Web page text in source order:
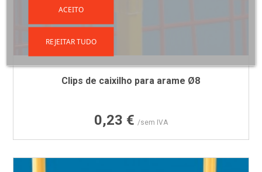
Clips de caixilho para arame Ø8
Preço
0,23 € /sem IVA
REJEITAR TUDO
ACEITO